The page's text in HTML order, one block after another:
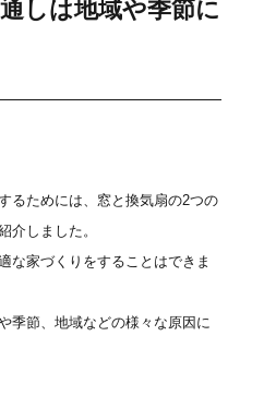
しは地域や季節に
るためには、窓と換気扇の2つの
介しました。
な家づくりをすることはできま
季節、地域などの様々な原因に